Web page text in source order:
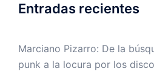
Entradas recientes
Marciano Pizarro: De la
punk a la locura por los